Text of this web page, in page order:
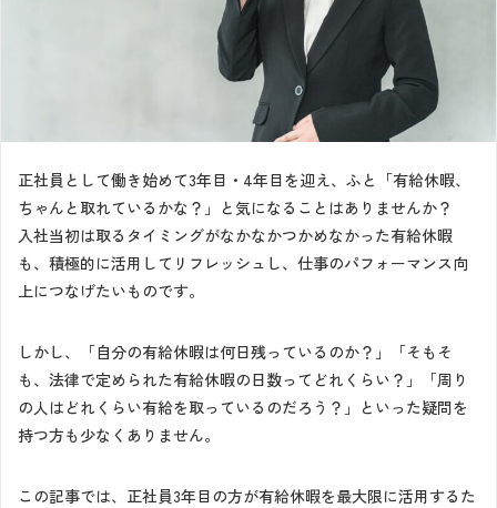
正社員として働き始めて3年目・4年目を迎え、ふと「有給休暇、
ちゃんと取れているかな？」と気になることはありませんか？
入社当初は取るタイミングがなかなかつかめなかった有給休暇
も、積極的に活用してリフレッシュし、仕事のパフォーマンス向
上につなげたいものです。
しかし、「自分の有給休暇は何日残っているのか？」「そもそ
も、法律で定められた有給休暇の日数ってどれくらい？」「周り
の人はどれくらい有給を取っているのだろう？」といった疑問を
持つ方も少なくありません。
この記事では、正社員3年目の方が有給休暇を最大限に活用するた